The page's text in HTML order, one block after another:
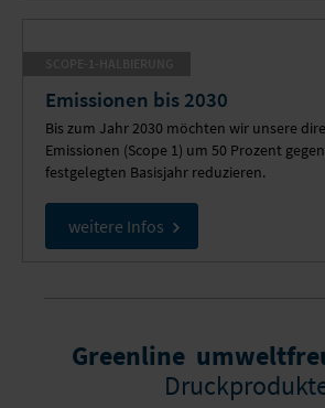
Emissionen bis 2030
Bis zum Jahr 2030 möchten wir unsere
Emissionen (Scope 1) um 50 Prozent
festgelegten Basisjahr reduzieren.
weitere Infos
Greenline 